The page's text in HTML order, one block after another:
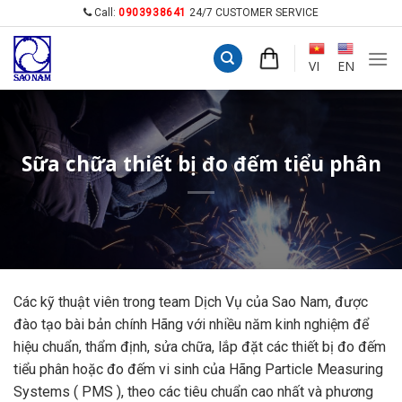
content
Call: 0903938641 24/7 CUSTOMER SERVICE
VI EN
Sữa chữa thiết bị đo đếm tiểu phân
Các kỹ thuật viên trong team Dịch Vụ của Sao Nam, được
đào tạo bài bản chính Hãng với nhiều năm kinh nghiệm để
hiệu chuẩn, thẩm định, sửa chữa, lắp đặt các thiết bị đo đếm
tiểu phân hoặc đo đếm vi sinh của Hãng Particle Measuring
Systems ( PMS ), theo các tiêu chuẩn cao nhất và phương